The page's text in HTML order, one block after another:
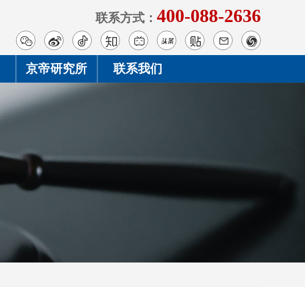
联系方式： 400-088-2636
京帝研究所 联系我们